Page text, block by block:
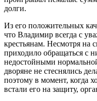
долги.
Из его положительных
что Владимир всегда с
крестьянам. Несмотря на
приходило обращаться с
недостойными
дворяне не стеснялись
поэтому в момент, когда
встали его на защиту,